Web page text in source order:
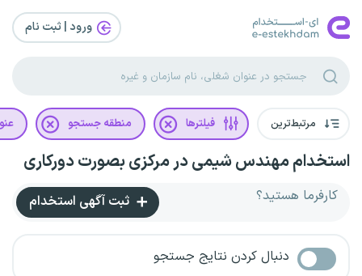
ورود | ثبت‌ نام
مرتبط‌ترین فیلترها منطقه جستجو
استخدام مهندس شیمی در مرکزی بصورت دورکاری
کارفرما هستید؟ ثبت آگهی استخدام
دنبال کردن نتایج جستجو